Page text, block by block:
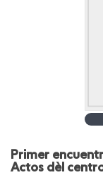
Primer
Actos dèl